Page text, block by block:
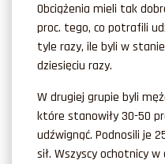
Obciążenia mieli tak
proc. tego, co potrafili
tyle razy, ile byli w
dziesięciu razy.
W drugiej grupie byli
które stanowiły 30-50
udźwignąć. Podnosili je
sił. Wszyscy ochotnicy